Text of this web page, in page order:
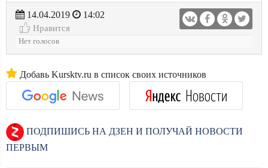
14.04.2019
14:02
Нравится
Нет голосов
Добавь Kursktv.ru в список своих источников
ПОДПИШИСЬ НА ДЗЕН И ПОЛУЧАЙ НОВОСТИ
ПЕРВЫМ